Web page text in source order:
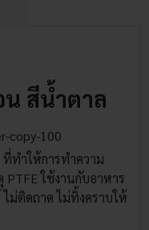
สีน้ำตาล
ทำให้การทำความ
PTFE ใช้งานกับอาหาร
ม่ติดถาด ไม่ทิ้งคราบให้